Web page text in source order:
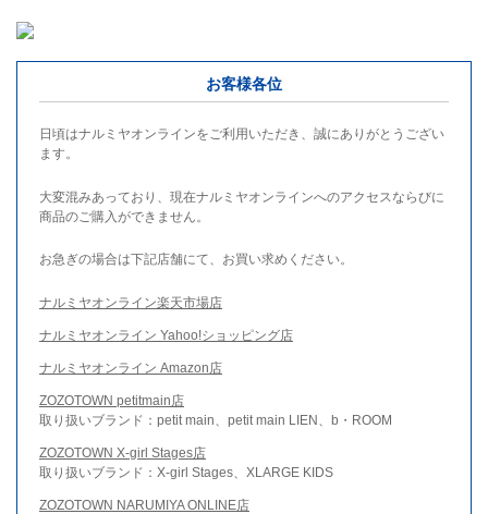
お客様各位
日頃はナルミヤオンラインをご利用いただき、誠にありがとうござい
ます。
大変混みあっており、現在ナルミヤオンラインへのアクセスならびに
商品のご購入ができません。
お急ぎの場合は下記店舗にて、お買い求めください。
ナルミヤオンライン楽天市場店
ナルミヤオンライン Yahoo!ショッピング店
ナルミヤオンライン Amazon店
ZOZOTOWN petitmain店
取り扱いブランド：petit main、petit main LIEN、b・ROOM
ZOZOTOWN X-girl Stages店
取り扱いブランド：X-girl Stages、XLARGE KIDS
ZOZOTOWN NARUMIYA ONLINE店